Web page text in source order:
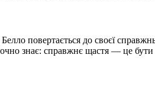
повертається до своєї
знає: справжнє щастя — це